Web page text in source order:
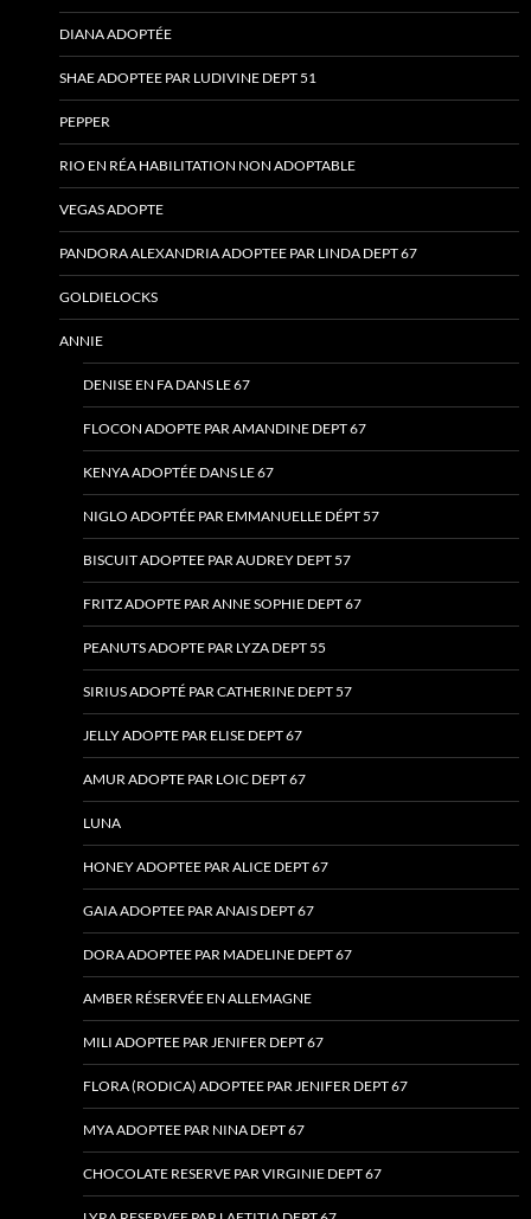
DIANA ADOPTÉE
SHAE ADOPTEE PAR LUDIVINE DEPT 51
PEPPER
RIO EN RÉA HABILITATION NON ADOPTABLE
VEGAS ADOPTE
PANDORA ALEXANDRIA ADOPTEE PAR LINDA DEPT 67
GOLDIELOCKS
ANNIE
DENISE EN FA DANS LE 67
FLOCON ADOPTE PAR AMANDINE DEPT 67
KENYA ADOPTÉE DANS LE 67
NIGLO ADOPTÉE PAR EMMANUELLE DÉPT 57
BISCUIT ADOPTEE PAR AUDREY DEPT 57
FRITZ ADOPTE PAR ANNE SOPHIE DEPT 67
PEANUTS ADOPTE PAR LYZA DEPT 55
SIRIUS ADOPTÉ PAR CATHERINE DEPT 57
JELLY ADOPTE PAR ELISE DEPT 67
AMUR ADOPTE PAR LOIC DEPT 67
LUNA
HONEY ADOPTEE PAR ALICE DEPT 67
GAIA ADOPTEE PAR ANAIS DEPT 67
DORA ADOPTEE PAR MADELINE DEPT 67
AMBER RÉSERVÉE EN ALLEMAGNE
MILI ADOPTEE PAR JENIFER DEPT 67
FLORA (RODICA) ADOPTEE PAR JENIFER DEPT 67
MYA ADOPTEE PAR NINA DEPT 67
CHOCOLATE RESERVE PAR VIRGINIE DEPT 67